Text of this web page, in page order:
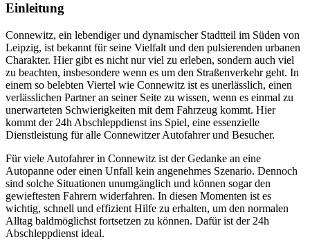
Einleitung
Connewitz, ein lebendiger und dynamischer Stadtteil im Süden von
Leipzig, ist bekannt für seine Vielfalt und den pulsierenden urbanen
Charakter. Hier gibt es nicht nur viel zu erleben, sondern auch viel
zu beachten, insbesondere wenn es um den Straßenverkehr geht. In
einem so belebten Viertel wie Connewitz ist es unerlässlich, einen
verlässlichen Partner an seiner Seite zu wissen, wenn es einmal zu
unerwarteten Schwierigkeiten mit dem Fahrzeug kommt. Hier
kommt der 24h Abschleppdienst ins Spiel, eine essenzielle
Dienstleistung für alle Connewitzer Autofahrer und Besucher.
Für viele Autofahrer in Connewitz ist der Gedanke an eine
Autopanne oder einen Unfall kein angenehmes Szenario. Dennoch
sind solche Situationen unumgänglich und können sogar den
gewieftesten Fahrern widerfahren. In diesen Momenten ist es
wichtig, schnell und effizient Hilfe zu erhalten, um den normalen
Alltag baldmöglichst fortsetzen zu können. Dafür ist der 24h
Abschleppdienst ideal.